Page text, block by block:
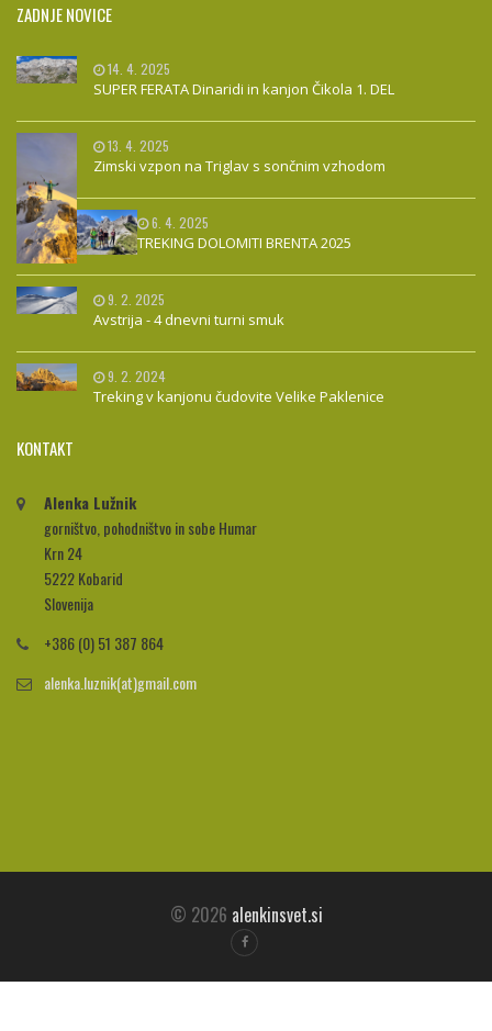
ZADNJE NOVICE
14. 4. 2025
SUPER FERATA Dinaridi in kanjon Čikola 1. DEL
13. 4. 2025
Zimski vzpon na Triglav s sončnim vzhodom
6. 4. 2025
TREKING DOLOMITI BRENTA 2025
9. 2. 2025
Avstrija - 4 dnevni turni smuk
9. 2. 2024
Treking v kanjonu čudovite Velike Paklenice
KONTAKT
Alenka Lužnik
gorništvo, pohodništvo in sobe Humar
Krn 24
5222 Kobarid
Slovenija
+386 (0) 51 387 864
alenka.luznik(at)gmail.com
© 2026 alenkinsvet.si